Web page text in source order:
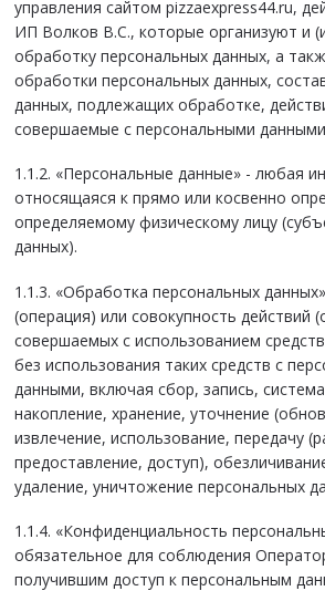
управления сайтом pizzaexpress44.ru,
ИП Волков В.С., которые организуют и
обработку персональных данных, а
обработки персональных данных,
данных, подлежащих обработке,
совершаемые с персональными
1.1.2. «Персональные данные» - любая
относящаяся к прямо или косвенно
определяемому физическому лицу
данных).
1.1.3. «Обработка персональных
(операция) или совокупность действий
совершаемых с использованием
без использования таких средств с
данными, включая сбор, запись,
накопление, хранение, уточнение
извлечение, использование, передачу
предоставление, доступ),
удаление, уничтожение персональных
1.1.4. «Конфиденциальность
обязательное для соблюдения
получившим доступ к персональным